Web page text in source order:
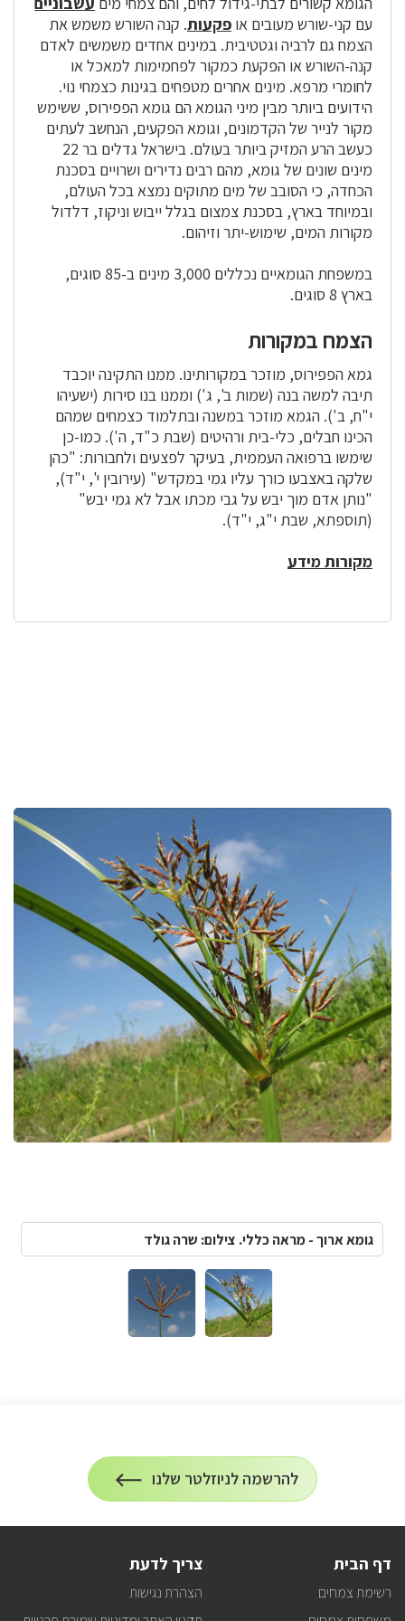
עם קני-שורש מעובים או פקעות. קנה השורש משמש את
הצמח גם לרביה וגטטיבית. במינים אחדים משמשים לאדם
קנה-השורש או הפקעת כמקור לפחמימות למאכל או
לחומרי מרפא. מינים אחרים מטפחים בגינות כצמחי נוי.
הידועים ביותר מבין מיני הגומא הם גומא הפפירוס, ששימש
מקור לנייר של הקדמונים, וגומא הפקעים, הנחשב לעתים
כעשב הרע המזיק ביותר בעולם. בישראל גדלים בר 22
מינים שונים של גומא, מהם רבים נדירים ושרויים בסכנת
הכחדה, כי הסובב של מים מתוקים נמצא בכל העולם,
ובמיוחד בארץ, בסכנת צמצום בגלל ייבוש וניקוז, דלדול
מקורות המים, שימוש-יתר וזיהום.
במשפחת הגומאיים נכללים 3,000 מינים ב-85 סוגים,
בארץ 8 סוגים.
הצמח במקורות
גמא הפפירוס, מוזכר במקורותינו. ממנו התקינה יוכבד
תיבה למשה בנה (שמות ב', ג') וממנו בנו סירות (ישעיהו
י"ח, ב'). הגמא מוזכר במשנה ובתלמוד כצמחים שמהם
הכינו חבלים, כלי-בית ורהיטים (שבת כ"ד, ה'). כמו-כן
שימשו ברפואה העממית, בעיקר לפצעים ולחבורות: "כהן
שלקה באצבעו כורך עליו גמי במקדש" (עירובין י', י"ד),
"נותן אדם מוך יבש על גבי מכתו אבל לא גמי יבש"
(תוספתא, שבת י"ג, י"ד).
מקורות מידע
גומא ארוך - מראה כללי. צילום: שרה גולד
הרשמה
להרשמה לניוזלטר שלנו
על
הרשמה
דף הבית
רשימת צמחים
צריך לדעת
הצהרת נגישות